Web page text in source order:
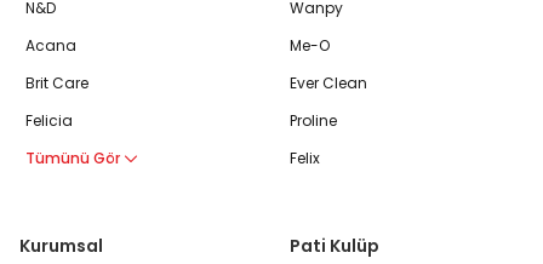
N&D
Acana
Brit Care
Felicia
Tümünü Gör
Wanpy
Me-O
Ever Clean
Proline
Felix
Kurumsal Pati Kulüp